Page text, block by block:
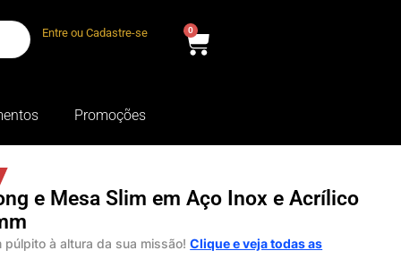
Entre ou Cadastre-se 0
Promoções
e Mesa Slim em Aço Inox e Acrílico
púlpito à altura da sua missão!Clique e veja todas as